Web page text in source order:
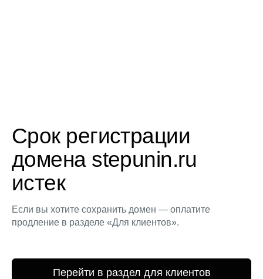
Срок регистрации
домена stepunin.ru
истек
Если вы хотите сохранить домен — оплатите
продление в разделе «Для клиентов».
Перейти в раздел для клиентов